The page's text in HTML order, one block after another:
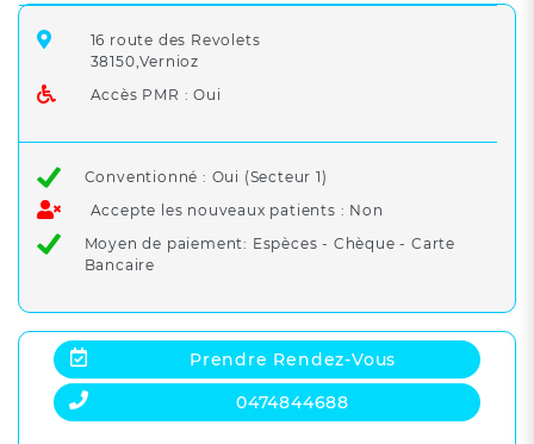
16 route des Revolets
38150,Vernioz
Accès PMR : Oui
Conventionné : Oui (Secteur 1)
Accepte les nouveaux patients : Non
Moyen de paiement: Espèces - Chèque - Carte
Bancaire
Prendre Rendez-Vous
0474844688